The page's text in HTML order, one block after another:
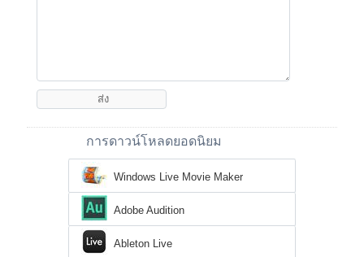
การดาวน์โหลดยอดนิยม
Windows Live Movie Maker
Adobe Audition
Ableton Live